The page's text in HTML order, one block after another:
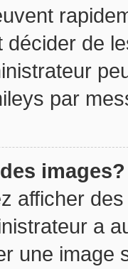
de
par
images?
afficher
a
une image